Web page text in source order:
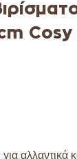
αλλαντικά